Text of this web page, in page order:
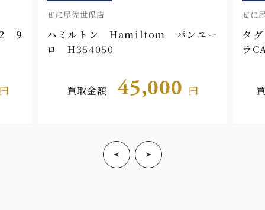
9
ぜに屋佐世保店
ハミルトン Hamiltom パンユー
ロ H354050
買取金額 45,000 円
ぜに
タ
ラ